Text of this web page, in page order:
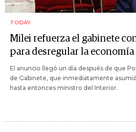
TODAY
Milei refuerza el gabinete
para desregular la economía
El anuncio llegó un día después de que
de Gabinete, que inmediatamente
hasta entonces ministro del Interior.